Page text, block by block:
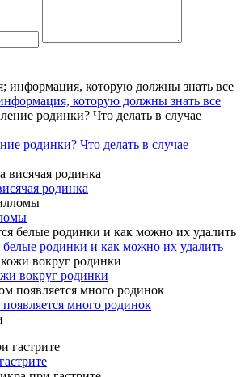
которую должны знать все
родинки? Что делать в случае
родинка
родинки и как можно их удалить
вокруг родинки
много родинок